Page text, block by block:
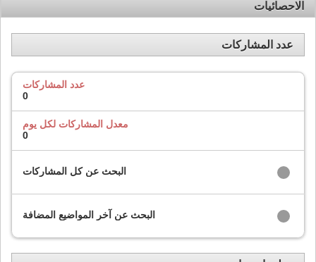
الاحصائيات
عدد المشاركات
عدد المشاركات
0
معدل المشاركات لكل يوم
0
البحث عن كل المشاركات
البحث عن آخر المواضيع المضافة